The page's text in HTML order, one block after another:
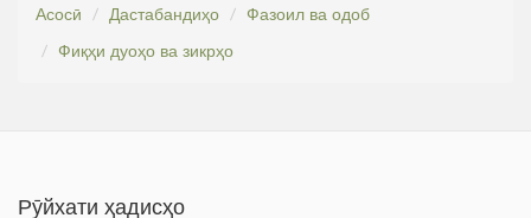
Асосӣ
Дастабандиҳо
Фазоил ва одоб
Фиқҳи дуоҳо ва зикрҳо
Рӯйхати ҳадисҳо